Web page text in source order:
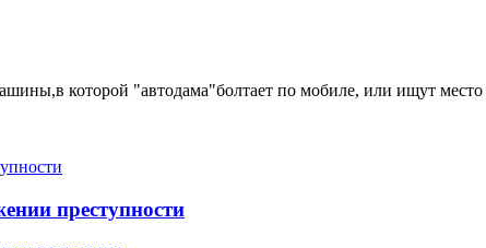
которой "автодама"болтает по мобиле, или ищут место
преступности